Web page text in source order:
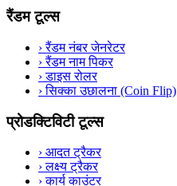
रैंडम टूल्स
›रैंडम नंबर जेनरेटर
›रैंडम नाम पिकर
›डाइस रोलर
›सिक्का उछालना (Coin Flip)
प्रोडक्टिविटी टूल्स
› आदत ट्रैकर
›लक्ष्य ट्रैकर
›कार्य काउंटर